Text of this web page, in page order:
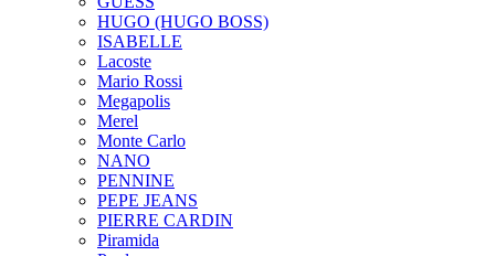
HUGO (HUGO BOSS)
ISABELLE
Lacoste
Mario Rossi
Megapolis
Merel
Monte Carlo
NANO
PENNINE
PEPE JEANS
PIERRE CARDIN
Piramida